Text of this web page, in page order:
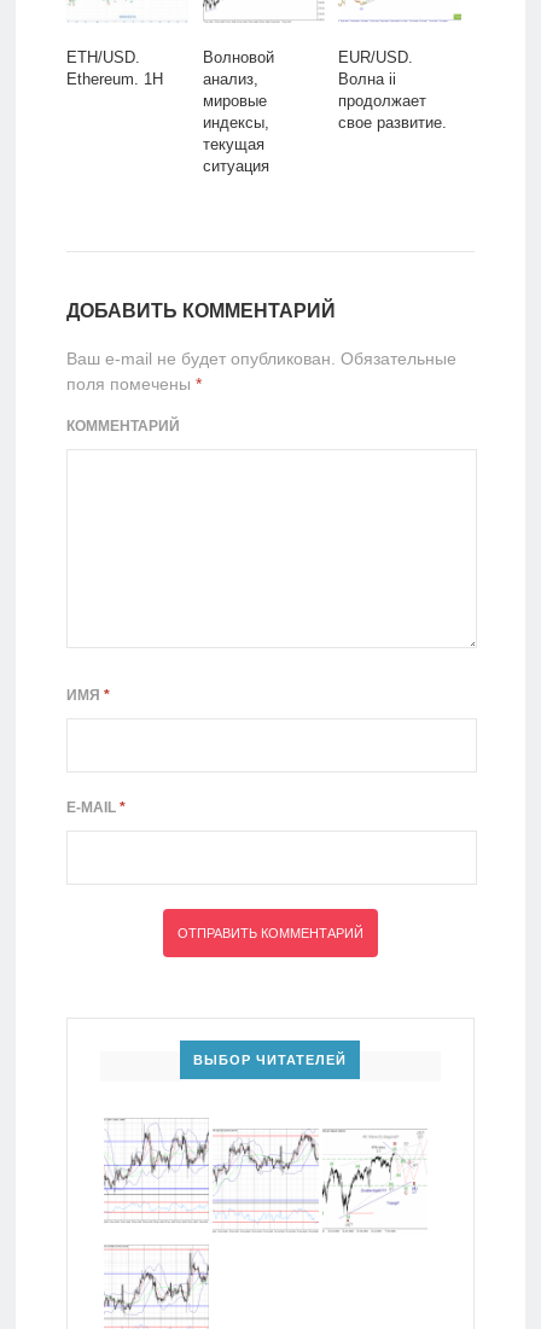
ETH/USD.
Ethereum. 1H
Волновой
анализ,
мировые
индексы,
текущая
ситуация
EUR/USD.
Волна ii
продолжает
свое развитие.
ДОБАВИТЬ КОММЕНТАРИЙ
Ваш e-mail не будет опубликован. Обязательные
поля помечены *
КОММЕНТАРИЙ
ИМЯ *
E-MAIL *
ВЫБОР ЧИТАТЕЛЕЙ